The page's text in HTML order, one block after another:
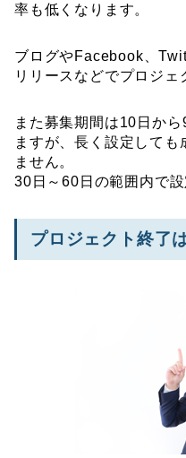
率も低くなります。
ブログやFacebook、
リリースなどでプロジェ
また募集期間は10日か
ますが、長く設定しても
ません。
30日～60日の範囲内で設
プロジェクト終了